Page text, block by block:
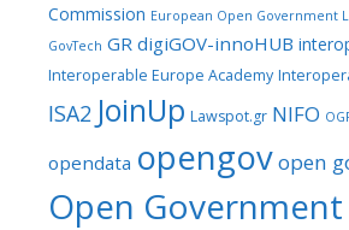
Commission European Open Government
GovTech GR digiGOV-innoHUB
Interoperable Europe Academy
ISA2 JoinUp Lawspot.gr NIFO
opendata opengovopen
Open Government